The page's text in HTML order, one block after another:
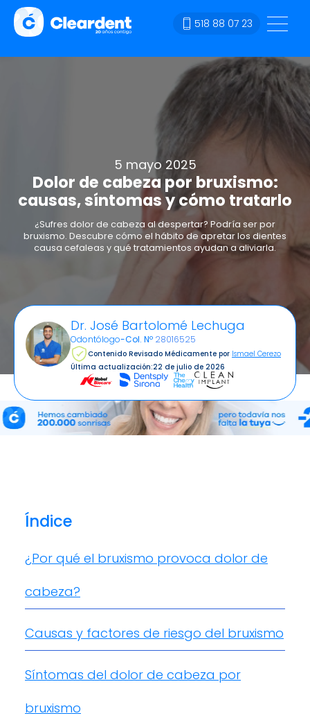
518 88 07 23
5 mayo 2025
Dolor de cabeza por bruxismo:
causas, síntomas y cómo tratarlo
¿Sufres dolor de cabeza al despertar? Podría ser por
bruxismo. Descubre cómo el hábito de apretar los dientes
causa cefaleas y qué tratamientos ayudan a aliviarla.
Dr. José Bartolomé Lechuga
Odontólogo-Col. Nº 28016525
Contenido Revisado Médicamente por Ismael Cerezo
Última actualización:22 de julio de 2026
Índice
¿Por qué el bruxismo provoca dolor de
cabeza?
Causas y factores de riesgo del bruxismo
Síntomas del dolor de cabeza por
bruxismo